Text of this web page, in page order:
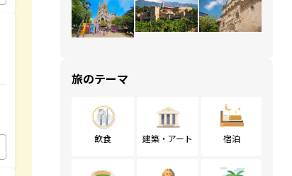
旅のテーマ
飲食 建築・アート 宿泊